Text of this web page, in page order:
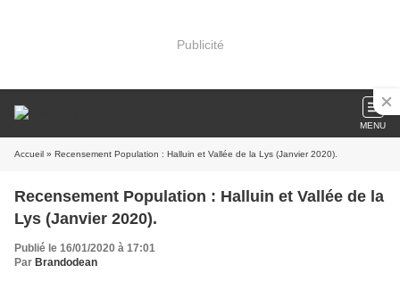
Publicité
MENU
Accueil » Recensement Population : Halluin et Vallée de la Lys (Janvier 2020).
Recensement Population : Halluin et Vallée de la
Lys (Janvier 2020).
Publié le 16/01/2020 à 17:01
Par Brandodean